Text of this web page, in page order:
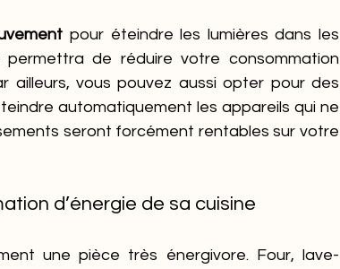
pour éteindre les lumières dans les
permettra de réduire votre consommation
automatiquement les appareils qui ne
seront forcément rentables sur votre
d’énergie de sa cuisine
une pièce très énergivore. Four, lave-